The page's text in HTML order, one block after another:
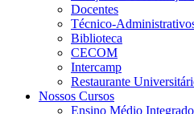
Docentes
Técnico-
Biblioteca
CECOM
Intercamp
Restaurante
Nossos Cursos
Ensino Médio